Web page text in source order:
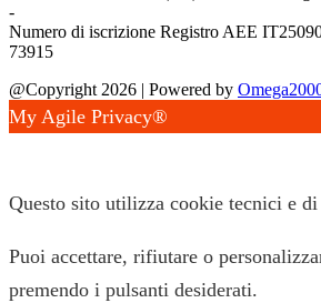
-
Numero di iscrizione Registro AEE
73915
@Copyright 2026 | Powered by
My Agile Privacy®
Questo sito utilizza cookie tecnici e
Puoi accettare, rifiutare o
premendo i pulsanti desiderati.